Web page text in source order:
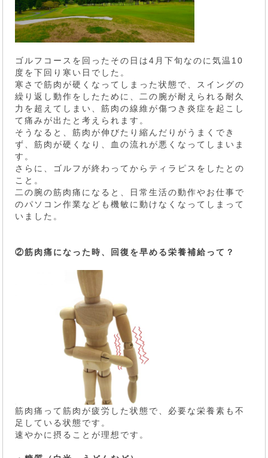
ゴルフコースを回ったその日は4月下旬なのに気温10
度を下回り寒い日でした。
寒さで筋肉が硬くなってしまった状態で、スイングの
繰り返し動作をしたために、二の腕が耐えられる耐久
力を超えてしまい、筋肉の線維が傷つき炎症を起こし
て痛みが出たと考えられます。
そうなると、筋肉が伸びたり縮んだりがうまくでき
ず、筋肉が硬くなり、血の流れが悪くなってしまいま
す。
さらに、ゴルフが終わってからティラピスをしたとの
こと。
二の腕の筋肉痛になると、日常生活の動作やお仕事で
のパソコン作業なども機敏に動けなくなってしまって
いました。
②筋肉痛になった時、回復を早める栄養補給って？
筋肉痛って筋肉が疲労した状態で、必要な栄養素も不
足している状態です。
速やかに摂ることが理想です。